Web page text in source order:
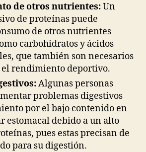
de otros nutrientes:Un
de proteínas puede
de otros nutrientes
carbohidratos y ácidos
que también son necesarios
el rendimiento deportivo.
Algunas personas
problemas digestivos
por el bajo contenido en
estomacal debido a un alto
pues estas precisan de
para su digestión.